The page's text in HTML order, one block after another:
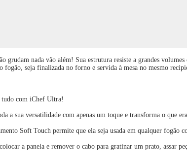
grudam nada vão além! Sua estrutura resiste a grandes
fogão, seja finalizada no forno e servida à mesa no mesmo
com iChef Ultra!
a sua versatilidade com apenas um toque e transforma o que
Soft Touch permite que ela seja usada em qualquer fogão
a panela e remover o cabo para gratinar um prato, assar